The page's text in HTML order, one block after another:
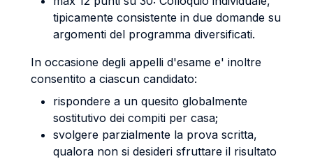
tipicamente consistente in due domande su
argomenti del programma diversificati.
In occasione degli appelli d'esame e' inoltre
consentito a ciascun candidato:
rispondere a un quesito globalmente
sostitutivo dei compiti per casa;
svolgere parzialmente la prova scritta,
qualora non si desideri sfruttare il risultato